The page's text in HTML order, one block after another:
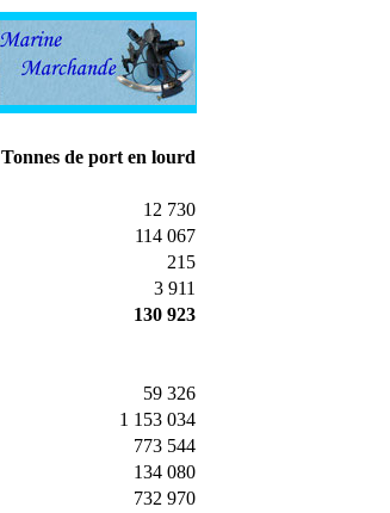
Tonnes de port en lourd
12 730
114 067
215
3 911
130 923
59 326
1 153 034
773 544
134 080
732 970